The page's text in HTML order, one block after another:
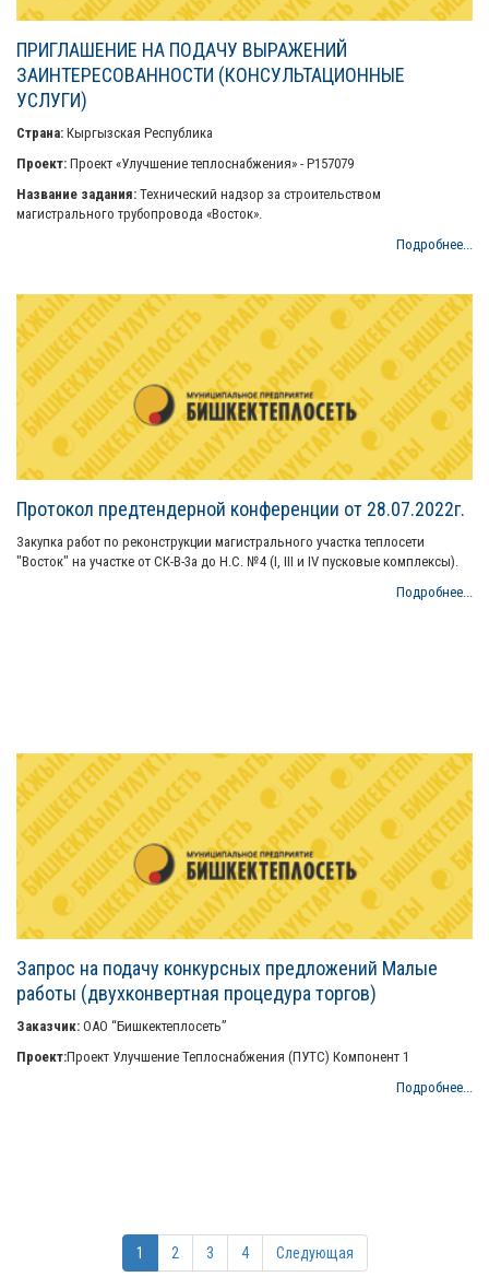
ПРИГЛАШЕНИЕ НА ПОДАЧУ ВЫРАЖЕНИЙ
ЗАИНТЕРЕСОВАННОСТИ (КОНСУЛЬТАЦИОННЫЕ
УСЛУГИ)
Страна: Кыргызская Республика
Проект: Проект «Улучшение теплоснабжения» - P157079
Название задания: Технический надзор за строительством
магистрального трубопровода «Восток».
Подробнее...
Протокол предтендерной конференции от 28.07.2022г.
Закупка работ по реконструкции магистрального участка теплосети
"Восток" на участке от СК-В-3а до Н.С. №4 (I, III и IV пусковые комплексы).
Подробнее...
Запрос на подачу конкурсных предложений Малые
работы (двухконвертная процедура торгов)
Заказчик: ОАО “Бишкектеплосеть”
Проект:Проект Улучшение Теплоснабжения (ПУТС) Компонент 1
Подробнее...
1 2 3 4 Следующая